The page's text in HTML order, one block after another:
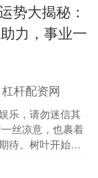
势大揭秘：
力，事业一
杠杆配资网
乐，请勿迷信其
丝凉意，也裹着
待。树叶开始泛